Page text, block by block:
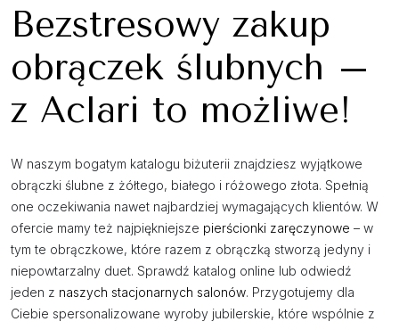
Bezstresowy zakup
obrączek ślubnych –
z Aclari to możliwe!
W naszym bogatym katalogu biżuterii znajdziesz wyjątkowe
obrączki ślubne z żółtego, białego i różowego złota. Spełnią
one oczekiwania nawet najbardziej wymagających klientów. W
ofercie mamy też najpiękniejsze pierścionki zaręczynowe – w
tym te obrączkowe, które razem z obrączką stworzą jedyny i
niepowtarzalny duet. Sprawdź katalog online lub odwiedź
jeden z naszych stacjonarnych salonów. Przygotujemy dla
Ciebie spersonalizowane wyroby jubilerskie, które wspólnie z